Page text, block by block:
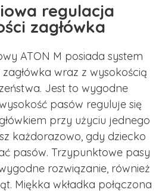
regulacja
zagłówka
ATON M posiada system
wraz z wysokością
Jest to wygodne
pasów reguluje się
przy użyciu jednego
każdorazowo, gdy dziecko
pasów. Trzypunktowe pasy
rozwiązanie, również
Miękka wkładka połączona